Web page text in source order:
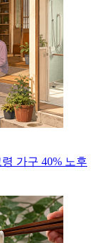
가구 40% 노후